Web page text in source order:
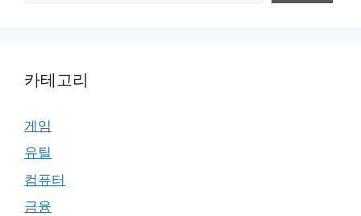
카테고리
게임
유틸
컴퓨터
금융